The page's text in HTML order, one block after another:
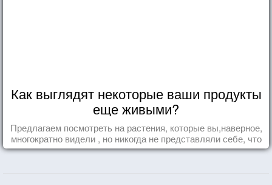
Как выглядят некоторые ваши продукты
еще живыми?
Предлагаем посмотреть на растения, которые вы,наверное,
многократно видели , но никогда не представляли себе, что
употребляете их в пищу.